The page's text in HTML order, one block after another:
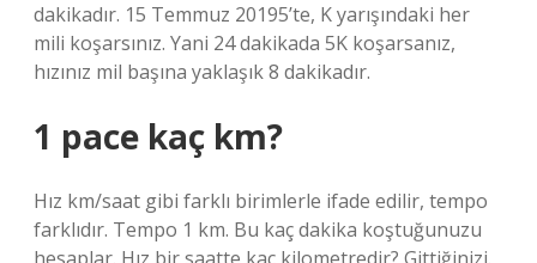
dakikadır. 15 Temmuz 20195’te, K yarışındaki her
mili koşarsınız. Yani 24 dakikada 5K koşarsanız,
hızınız mil başına yaklaşık 8 dakikadır.
1 pace kaç km?
Hız km/saat gibi farklı birimlerle ifade edilir, tempo
farklıdır. Tempo 1 km. Bu kaç dakika koştuğunuzu